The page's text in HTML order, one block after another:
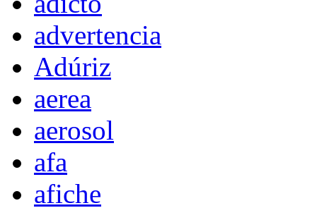
advertencia
Adúriz
aerea
aerosol
afa
afiche